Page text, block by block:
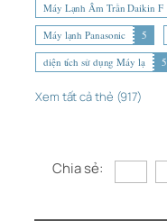
Máy Lạnh Âm Trần Daikin F
Máy lạnh Panasonic
5
diện tích sử dụng Máy lạ
5
Xem tất cả thẻ (917)
Chia sẻ: